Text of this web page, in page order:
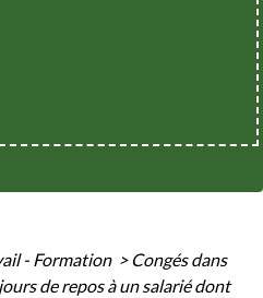
- Formation > Congés dans
de repos à un salarié dont